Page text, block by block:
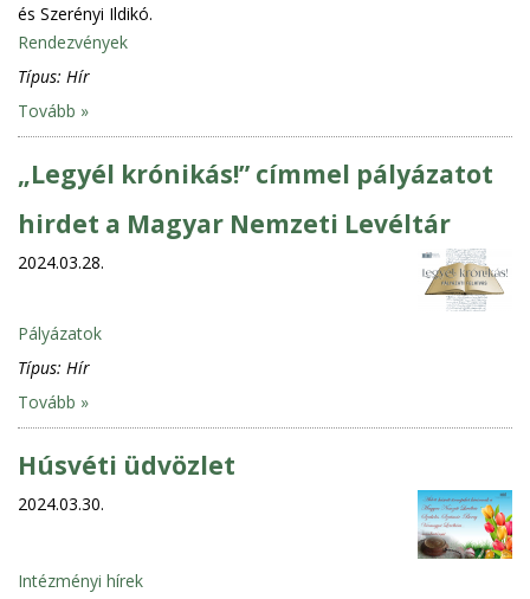
és Szerényi Ildikó.
Rendezvények
Típus: Hír
Tovább »
„Legyél krónikás!” címmel pályázatot
hirdet a Magyar Nemzeti Levéltár
2024.03.28.
Pályázatok
Típus: Hír
Tovább »
Húsvéti üdvözlet
2024.03.30.
Intézményi hírek